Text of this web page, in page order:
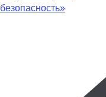
безопасность»